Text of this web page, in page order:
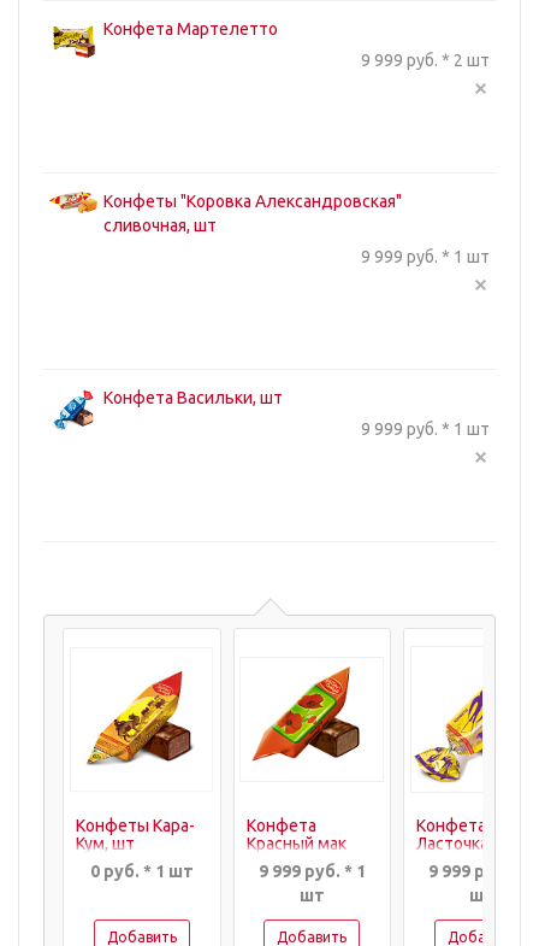
Конфета Мартелетто
9 999 руб. * 2 шт
Конфеты "Коровка Александровская"
сливочная, шт
9 999 руб. * 1 шт
Конфета Васильки, шт
9 999 руб. * 1 шт
Конфеты Кара-
Кум, шт
0 руб. * 1 шт
Добавить
Конфета
Красный мак
9 999 руб. * 1
шт
Добавить
Конфета
Ласточка, шт
9 999 руб. * 2
шт
Добавить